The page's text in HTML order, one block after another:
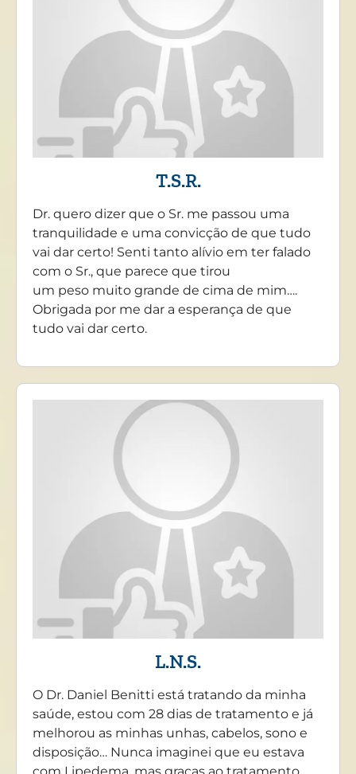
T.S.R.
Dr. quero dizer que o Sr. me passou uma
tranquilidade e uma convicção de que tudo
vai dar certo! Senti tanto alívio em ter falado
com o Sr., que parece que tirou
um peso muito grande de cima de mim….
Obrigada por me dar a esperança de que
tudo vai dar certo.
L.N.S.
O Dr. Daniel Benitti está tratando da minha
saúde, estou com 28 dias de tratamento e já
melhorou as minhas unhas, cabelos, sono e
disposição… Nunca imaginei que eu estava